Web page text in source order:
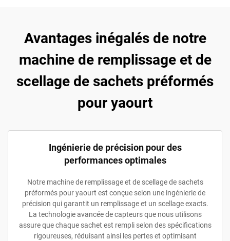
Avantages inégalés de notre
machine de remplissage et de
scellage de sachets préformés
pour yaourt
Ingénierie de précision pour des
performances optimales
Notre machine de remplissage et de scellage de sachets
préformés pour yaourt est conçue selon une ingénierie de
précision qui garantit un remplissage et un scellage exacts.
La technologie avancée de capteurs que nous utilisons
assure que chaque sachet est rempli selon des spécifications
rigoureuses, réduisant ainsi les pertes et optimisant